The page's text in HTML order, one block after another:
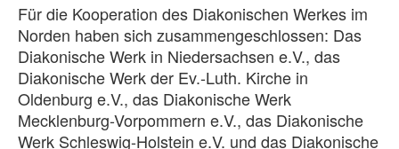
Für die Kooperation des Diakonischen Werkes im
Norden haben sich zusammengeschlossen: Das
Diakonische Werk in Niedersachsen e.V., das
Diakonische Werk der Ev.-Luth. Kirche in
Oldenburg e.V., das Diakonische Werk
Mecklenburg-Vorpommern e.V., das Diakonische
Werk Schleswig-Holstein e.V. und das Diakonische